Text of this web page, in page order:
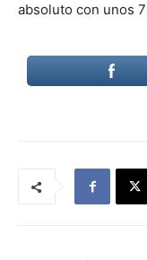
absoluto con unos